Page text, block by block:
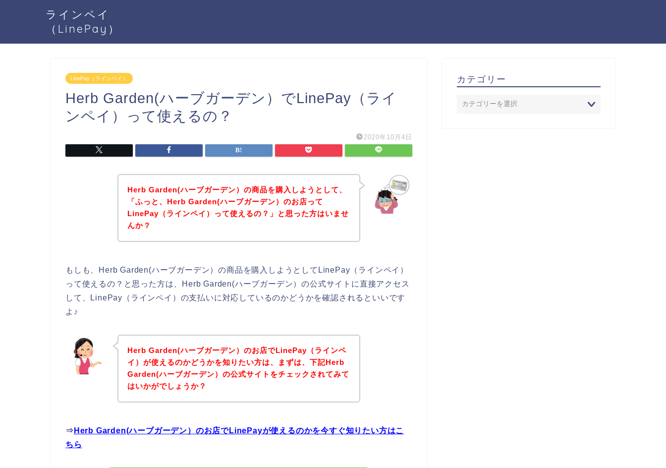
ラインペイ
（LinePay）
LinePay（ラインペイ）
Herb Garden(ハーブガーデン）でLinePay（ライ
ンペイ）って使えるの？
2020年10月4日
Herb Garden(ハーブガーデン）の商品を購入しようとして、
「ふっと、Herb Garden(ハーブガーデン）のお店って
LinePay（ラインペイ）って使えるの？」と思った方はいませ
んか？
もしも、Herb Garden(ハーブガーデン）の商品を購入しようとしてLinePay（ラインペイ）
って使えるの？と思った方は、Herb Garden(ハーブガーデン）の公式サイトに直接アクセス
して、LinePay（ラインペイ）の支払いに対応しているのかどうかを確認されるといいです
よ♪
Herb Garden(ハーブガーデン）のお店でLinePay（ラインペ
イ）が使えるのかどうかを知りたい方は、まずは、下記Herb
Garden(ハーブガーデン）の公式サイトをチェックされてみて
はいかがでしょうか？
⇒ Herb Garden(ハーブガーデン）のお店でLinePayが使えるのかを今すぐ知りたい方はこ
ちら
カテゴリー